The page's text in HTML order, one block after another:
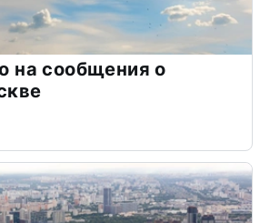
на сообщения о